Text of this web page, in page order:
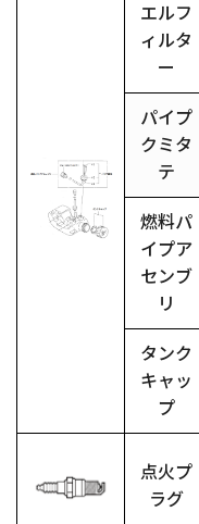
エルフ
ィルタ
ー
パイプ
クミタ
テ
燃料パ
イプア
センブ
リ
タンク
キャッ
プ
点火プ
ラグ